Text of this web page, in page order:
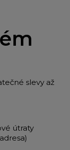
slevy až
útraty